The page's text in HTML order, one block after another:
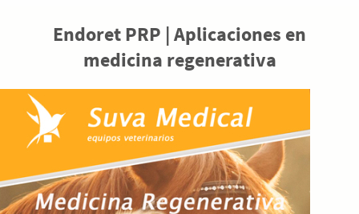
Endoret PRP | Aplicaciones en
medicina regenerativa